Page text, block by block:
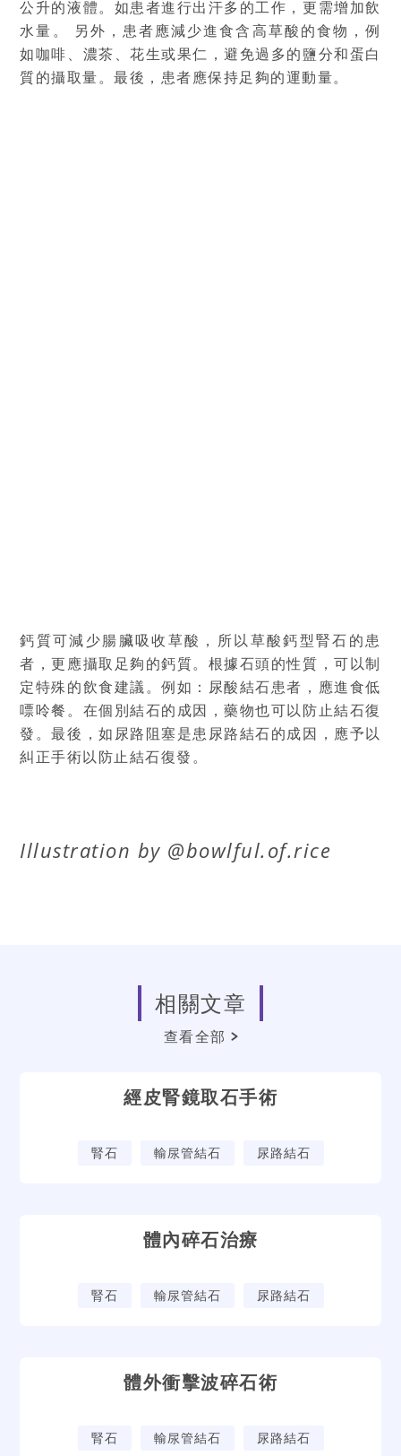
公升的液體。如患者進行出汗多的工作，更需增加飲
水量。 另外，患者應減少進食含高草酸的食物，例
如咖啡、濃茶、花生或果仁，避免過多的鹽分和蛋白
質的攝取量。最後，患者應保持足夠的運動量。
鈣質可減少腸臟吸收草酸，所以草酸鈣型腎石的患
者，更應攝取足夠的鈣質。根據石頭的性質，可以制
定特殊的飲食建議。例如：尿酸結石患者，應進食低
嘌呤餐。在個別結石的成因，藥物也可以防止結石復
發。最後，如尿路阻塞是患尿路結石的成因，應予以
糾正手術以防止結石復發。
Illustration by @bowlful.of.rice
相關文章
查看全部
經皮腎鏡取石手術
腎石 輸尿管結石 尿路結石
體內碎石治療
腎石 輸尿管結石 尿路結石
體外衝擊波碎石術
腎石 輸尿管結石 尿路結石